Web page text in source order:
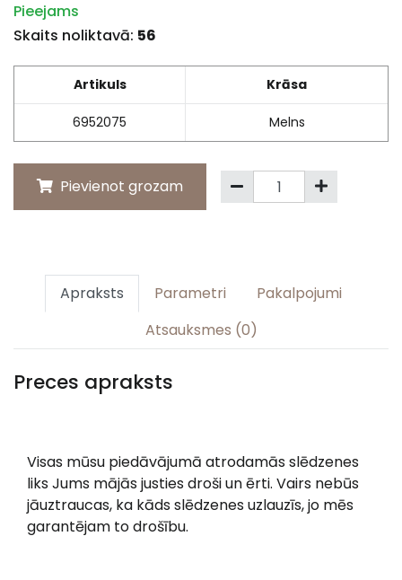
Pieejams
Skaits noliktavā: 56
Artikuls Krāsa
6952075 Melns
Pievienot grozam
Apraksts Parametri
Pakalpojumi
Atsauksmes (0)
Preces apraksts
Visas mūsu piedāvājumā atrodamās slēdzenes
liks Jums mājās justies droši un ērti. Vairs nebūs
jāuztraucas, ka kāds slēdzenes uzlauzīs, jo mēs
garantējam to drošību.